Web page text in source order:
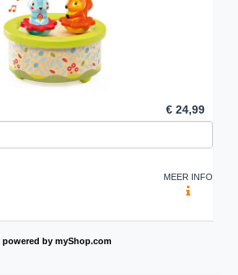
€ 24,99
MEER INFO
powered by myShop.com